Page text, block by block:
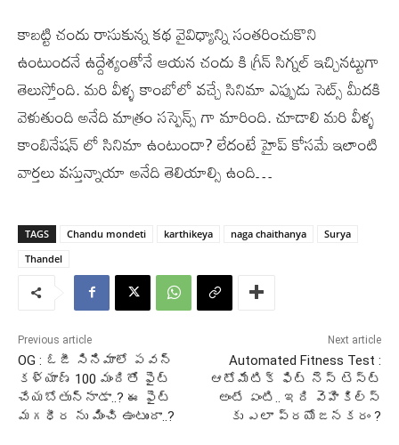
కాబట్టి చందు రాసుకున్న కథ వైవిధ్యాన్ని సంతరించుకొని
ఉంటుందనే ఉద్దేశ్యంతోనే ఆయన చందు కి గ్రీన్ సిగ్నల్ ఇచ్చినట్టుగా
తెలుస్తోంది. మరి వీళ్ళ కాంబోలో వచ్చే సినిమా ఎప్పుడు సెట్స్ మీదకి
వెళుతుంది అనేది మాత్రం సస్పెన్స్ గా మారింది. చూడాలి మరి వీళ్ళ
కాంబినేషన్ లో సినిమా ఉంటుందా? లేదంటే హైప్ కోసమే ఇలాంటి
వార్తలు వస్తున్నాయా అనేది తెలియాల్సి ఉంది…
TAGS Chandu mondeti karthikeya naga chaithanya
Surya
Thandel
Previous article
OG : ఓజీ సినిమాలో పవన్
కళ్యాణ్ 100 మందితో ఫైట్
చేయబోతున్నాడా..? ఈ ఫైట్
మగధీర ను మించి ఉంటుందా..?
Next article
Automated Fitness Test :
ఆటోమేటిక్ ఫిట్ నెస్ టెస్ట్
అంటే ఏంటి.. ఇది వెహికిల్స్
కు ఎలా ప్రయోజనకరం ?